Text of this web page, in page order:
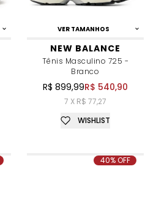
VER TAMANHOS
NEW BALANCE
Tênis Masculino 725 -
Branco
R$ 899,99R$ 540,90
7 X R$ 77,27
WISHLIST
40% OFF